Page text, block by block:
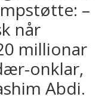
–
når
millionar
onklar,
Abdi.